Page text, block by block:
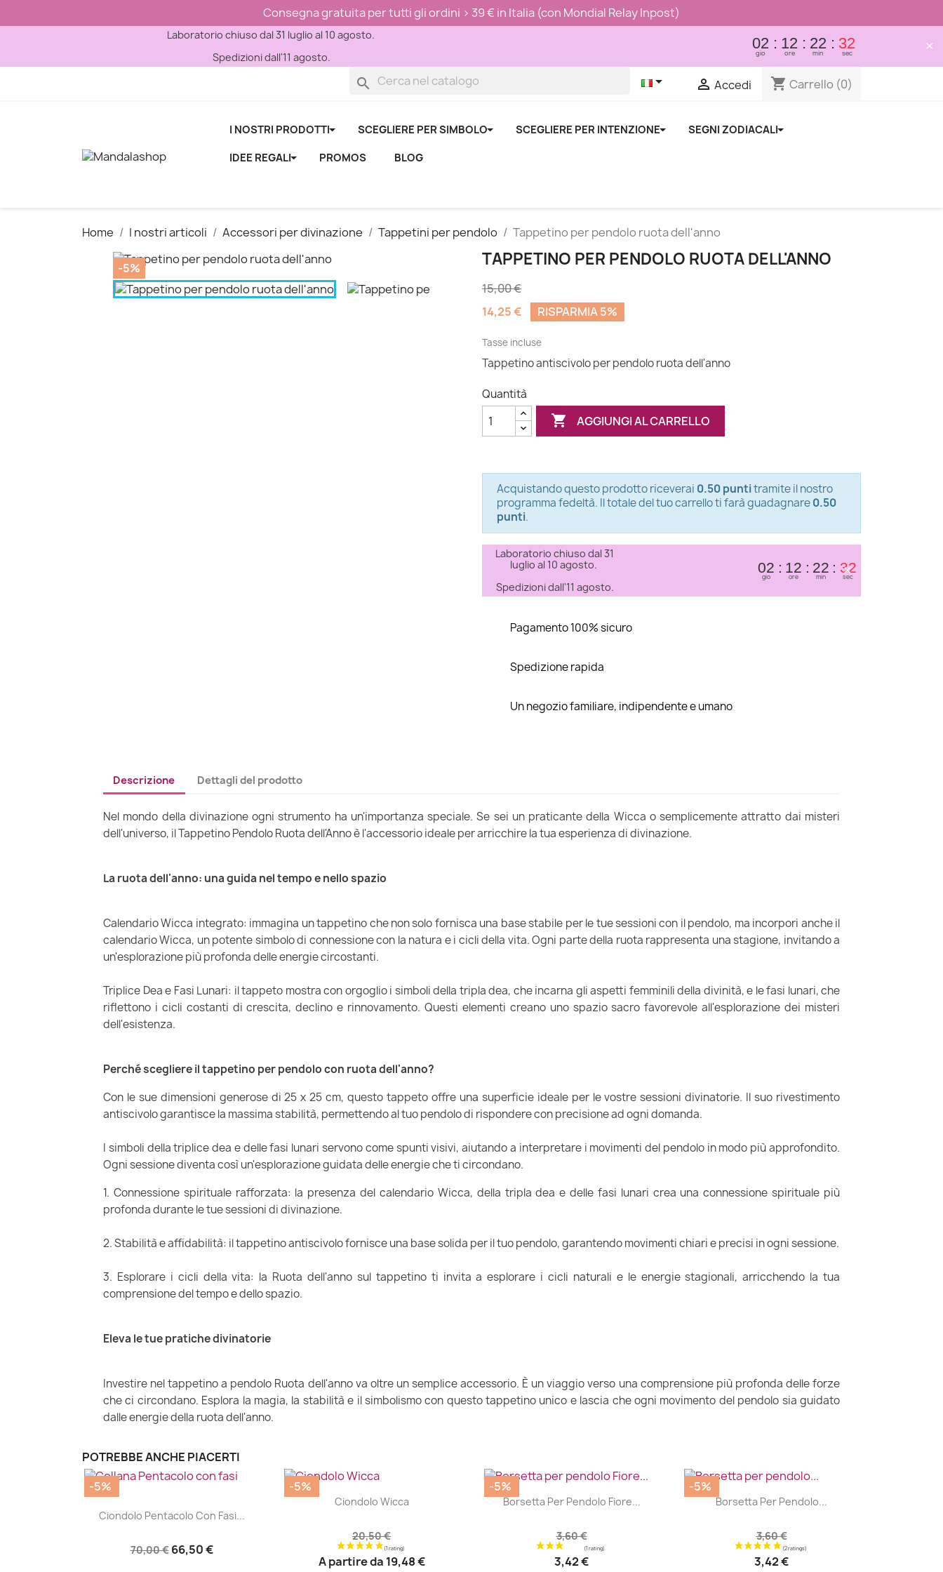
Consegna gratuita per tutti gli ordini > 39 € in Italia (con Mondial Relay Inpost)
Laboratorio chiuso dal 31 luglio al 10 agosto.
Spedizioni dall'11 agosto.
02
gio
12
ore
22
min
32
sec ×
search   Accedi shopping_cart Carrello (0)
I NOSTRI PRODOTTI SCEGLIERE PER SIMBOLO SCEGLIERE PER INTENZIONE
SEGNI ZODIACALI
IDEE REGALI
PROMOS BLOG
Home I nostri articoli Accessori per divinazione Tappetini per pendolo Tappetino per pendolo ruota dell'anno
-5% TAPPETINO PER PENDOLO RUOTA DELL'ANNO
15,00 €
14,25 €
RISPARMIA 5%
Tasse incluse
Tappetino antiscivolo per pendolo ruota dell'anno
Quantità
 AGGIUNGI AL CARRELLO
Acquistando questo prodotto riceverai 0.50 puntitramite il nostro
programma fedeltà. Il totale del tuo carrello ti farà guadagnare0.50
punti.
Laboratorio chiuso dal 31
luglio al 10 agosto.
Spedizioni dall'11 agosto.
02
gio
12
ore
22
min
32
sec
×
Pagamento 100% sicuro
Spedizione rapida
Un negozio familiare, indipendente e umano
Descrizione Dettagli del prodotto
Nel mondo della divinazione ogni strumento ha un'importanza speciale. Se sei un praticante della Wicca o semplicemente attratto dai misteri
dell'universo, il Tappetino Pendolo Ruota dell'Anno è l'accessorio ideale per arricchire la tua esperienza di divinazione.
La ruota dell'anno: una guida nel tempo e nello spazio
Calendario Wicca integrato: immagina un tappetino che non solo fornisca una base stabile per le tue sessioni con il pendolo, ma incorpori anche il
calendario Wicca, un potente simbolo di connessione con la natura e i cicli della vita. Ogni parte della ruota rappresenta una stagione, invitando a
un'esplorazione più profonda delle energie circostanti.
Triplice Dea e Fasi Lunari: il tappeto mostra con orgoglio i simboli della tripla dea, che incarna gli aspetti femminili della divinità, e le fasi lunari, che
riflettono i cicli costanti di crescita, declino e rinnovamento. Questi elementi creano uno spazio sacro favorevole all'esplorazione dei misteri
dell'esistenza.
Perché scegliere il tappetino per pendolo con ruota dell'anno?
Con le sue dimensioni generose di 25 x 25 cm, questo tappeto offre una superficie ideale per le vostre sessioni divinatorie. Il suo rivestimento
antiscivolo garantisce la massima stabilità, permettendo al tuo pendolo di rispondere con precisione ad ogni domanda.
I simboli della triplice dea e delle fasi lunari servono come spunti visivi, aiutando a interpretare i movimenti del pendolo in modo più approfondito.
Ogni sessione diventa così un'esplorazione guidata delle energie che ti circondano.
1. Connessione spirituale rafforzata: la presenza del calendario Wicca, della tripla dea e delle fasi lunari crea una connessione spirituale più
profonda durante le tue sessioni di divinazione.
2. Stabilità e affidabilità: il tappetino antiscivolo fornisce una base solida per il tuo pendolo, garantendo movimenti chiari e precisi in ogni sessione.
3. Esplorare i cicli della vita: la Ruota dell'anno sul tappetino ti invita a esplorare i cicli naturali e le energie stagionali, arricchendo la tua
comprensione del tempo e dello spazio.
Eleva le tue pratiche divinatorie
Investire nel tappetino a pendolo Ruota dell'anno va oltre un semplice accessorio. È un viaggio verso una comprensione più profonda delle forze
che ci circondano. Esplora la magia, la stabilità e il simbolismo con questo tappetino unico e lascia che ogni movimento del pendolo sia guidato
dalle energie della ruota dell'anno.
POTREBBE ANCHE PIACERTI
| 
Ciondolo Pentacolo Con Fasi...
70,00 € 66,50 €
-5%
| 
Ciondolo Wicca
20,50 €
A partire da 19,48 €
-5%
| 
Borsetta Per Pendolo Fiore...
3,60 €
3,42 €
-5%
| 
Borsetta Per Pendolo...
3,60 €
3,42 €
-5%